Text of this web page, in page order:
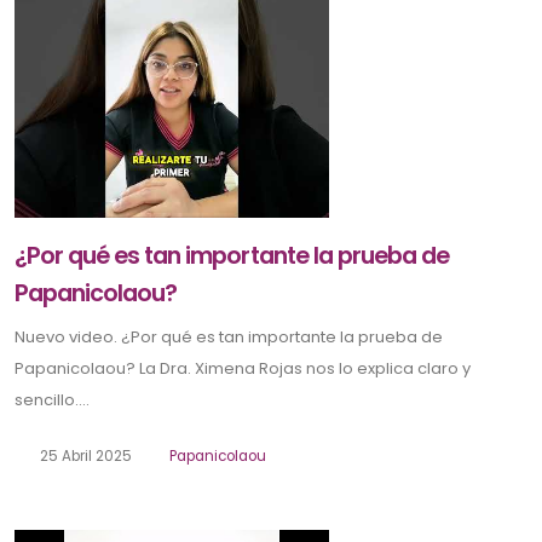
¿Por qué es tan importante la prueba de
Papanicolaou?
Nuevo video. ¿Por qué es tan importante la prueba de
Papanicolaou? La Dra. Ximena Rojas nos lo explica claro y
sencillo....
25 Abril 2025 Papanicolaou